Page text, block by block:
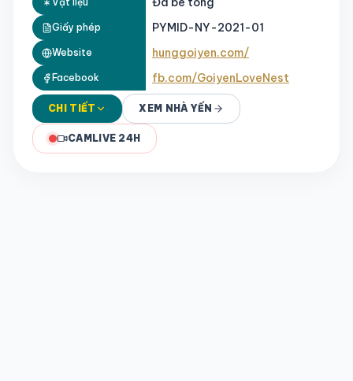
Video giới thiệu Nhà yến TPHCM-Gò Vấp-01
Giấy phép PYMID-NY-2021-01
Website hunggoiyen.com/
Facebook fb.com/GoiyenLoveNest
CHI TIẾT XEM NHÀ YẾN
CAMLIVE 24H